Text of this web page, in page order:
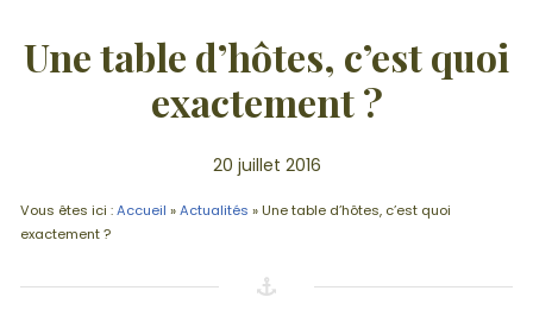
Une table d’hôtes, c’est quoi
exactement ?
20 juillet 2016
Vous êtes ici :Accueil »Actualités »Une table d’hôtes, c’est quoi
exactement ?